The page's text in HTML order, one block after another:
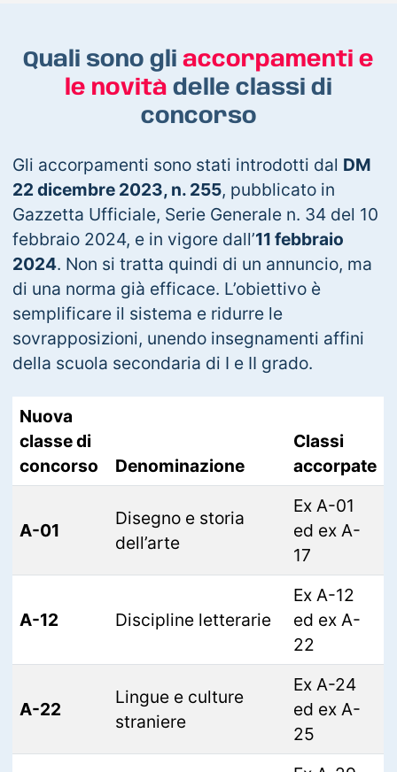
Quali sono gli accorpamenti e
le novità delle classi di
concorso
Gli accorpamenti sono stati introdotti dal DM
22 dicembre 2023, n. 255, pubblicato in
Gazzetta Ufficiale, Serie Generale n. 34 del 10
febbraio 2024, e in vigore dall’11 febbraio
2024. Non si tratta quindi di un annuncio, ma
di una norma già efficace. L’obiettivo è
semplificare il sistema e ridurre le
sovrapposizioni, unendo insegnamenti affini
della scuola secondaria di I e II grado.
Nuova
classe di
concorso
Denominazione
Classi
accorpate
A-01
Disegno e storia
dell’arte
Ex A-01
ed ex A-
17
A-12 Discipline letterarie
Ex A-12
ed ex A-
22
A-22
Lingue e culture
straniere
Ex A-24
ed ex A-
25